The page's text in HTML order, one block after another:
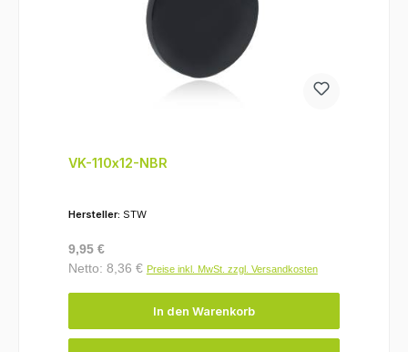
VK-110x12-NBR
Hersteller: STW
Regulärer Preis:
9,95 €
Netto: 8,36 € Preise inkl. MwSt. zzgl. Versandkosten
In den Warenkorb